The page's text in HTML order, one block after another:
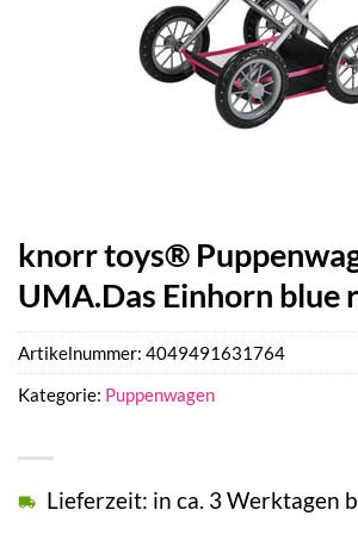
knorr toys®
UMA.Das Einhorn blue
Lieferzeit: in ca. 3 Werktagen
Artikelnummer: 4049491631764
Kategorie: Puppenwagen